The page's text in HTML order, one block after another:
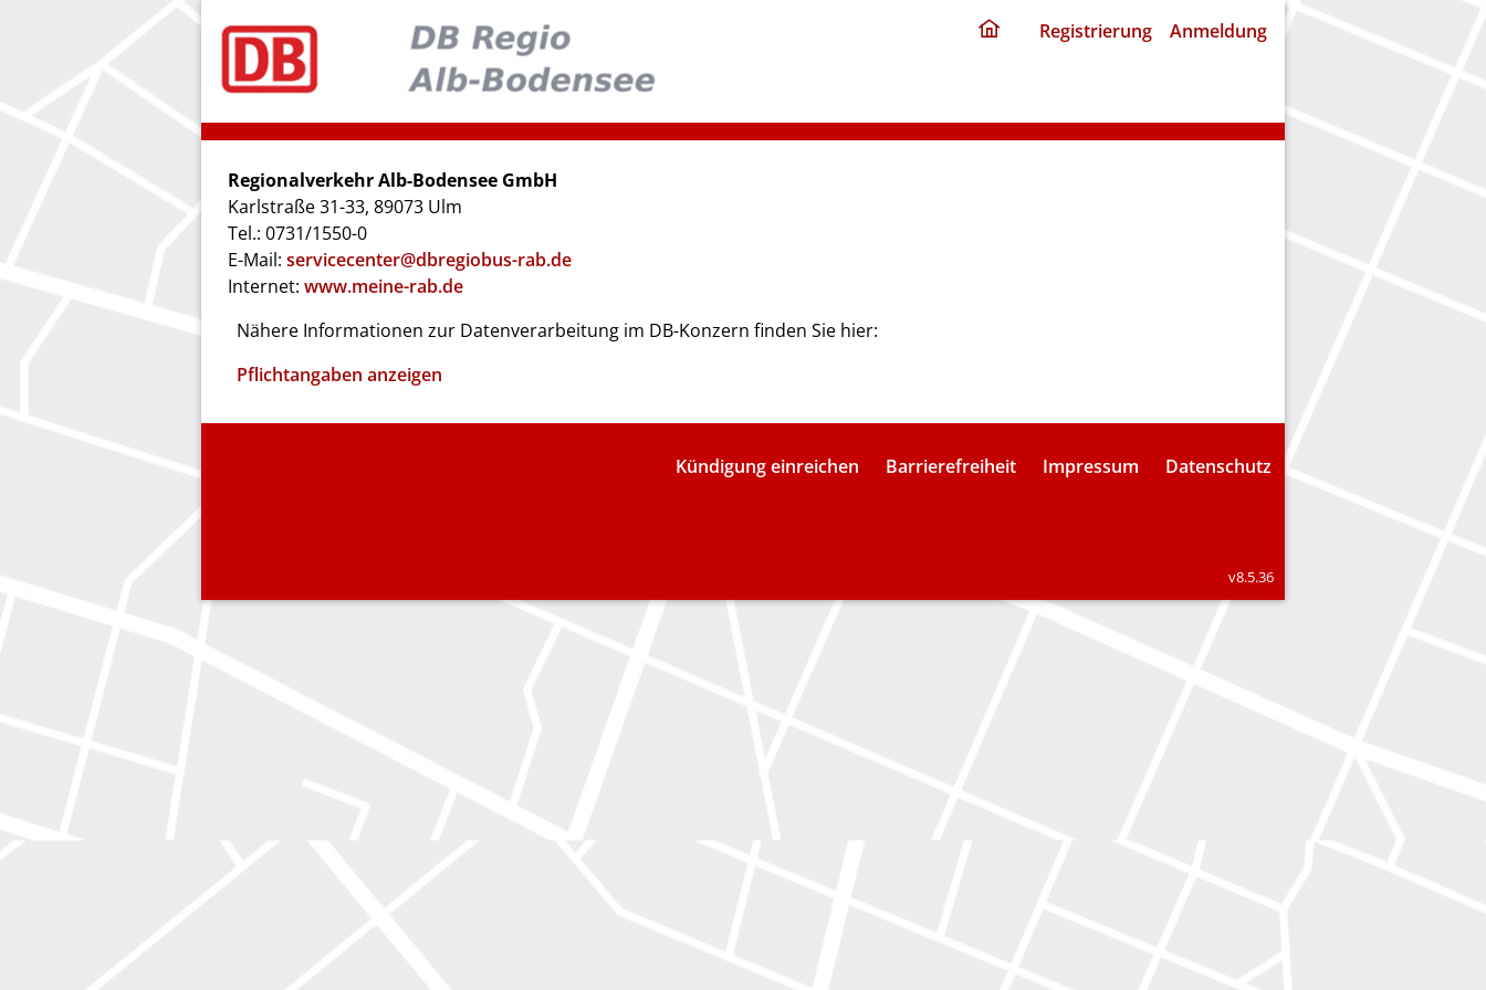
Registrierung Anmeldung
Regionalverkehr Alb-Bodensee GmbH
Karlstraße 31-33, 89073 Ulm
Tel.: 0731/1550-0
E-Mail: servicecenter@dbregiobus-rab.de
Internet: www.meine-rab.de
Nähere Informationen zur Datenverarbeitung im DB-Konzern finden Sie hier:
Pflichtangaben anzeigen
Kündigung einreichen Barrierefreiheit Impressum Datenschutz
v8.5.36